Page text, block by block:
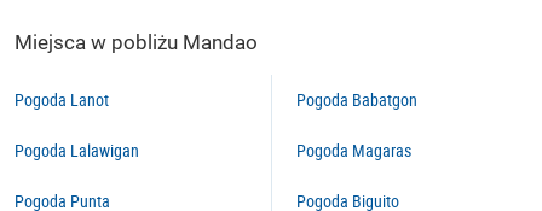
Miejsca w pobliżu Mandao
Pogoda Lanot
Pogoda Lalawigan
Pogoda Punta
Pogoda Babatgon
Pogoda Magaras
Pogoda Biguito